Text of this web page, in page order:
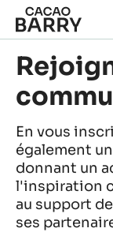
Skip to main
En vous
également
donnant un
l'inspiration
au support
ses